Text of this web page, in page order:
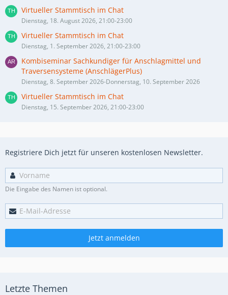
Virtueller Stammtisch im Chat
Dienstag, 18. August 2026, 21:00-23:00
Virtueller Stammtisch im Chat
Dienstag, 1. September 2026, 21:00-23:00
Kombiseminar Sachkundiger für Anschlagmittel und
Traversensysteme (AnschlägerPlus)
Dienstag, 8. September 2026-Donnerstag, 10. September 2026
Virtueller Stammtisch im Chat
Dienstag, 15. September 2026, 21:00-23:00
Registriere Dich jetzt für unseren kostenlosen Newsletter.
Die Eingabe des Namen ist optional.
Jetzt anmelden
Letzte Themen